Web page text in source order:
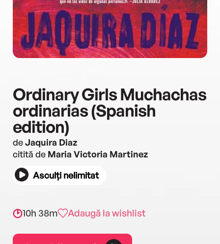
Ordinary Girls Muchachas
ordinarias (Spanish
edition)
deJaquira Diaz
citită de Maria Victoria Martinez
Asculți nelimitat
10h 38m Adaugă la wishlist